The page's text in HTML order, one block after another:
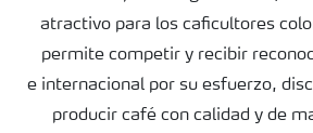
atractivo para los caficultores
permite competir y recibir
e internacional por su esfuerzo,
producir café con calidad y de